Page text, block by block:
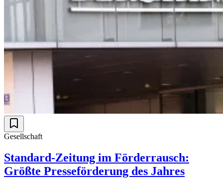
Gesellschaft
Standard-Zeitung im Förderrausch:
Größte Presseförderung des Jahres